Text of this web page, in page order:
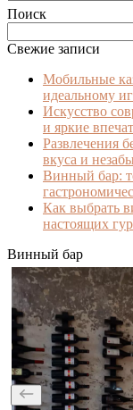
Поиск
Свежие записи
Мобильные
идеальному
Искусство
и яркие
Развлечения
вкуса и
Винный бар:
Как выбрать
настоящих
Винный бар